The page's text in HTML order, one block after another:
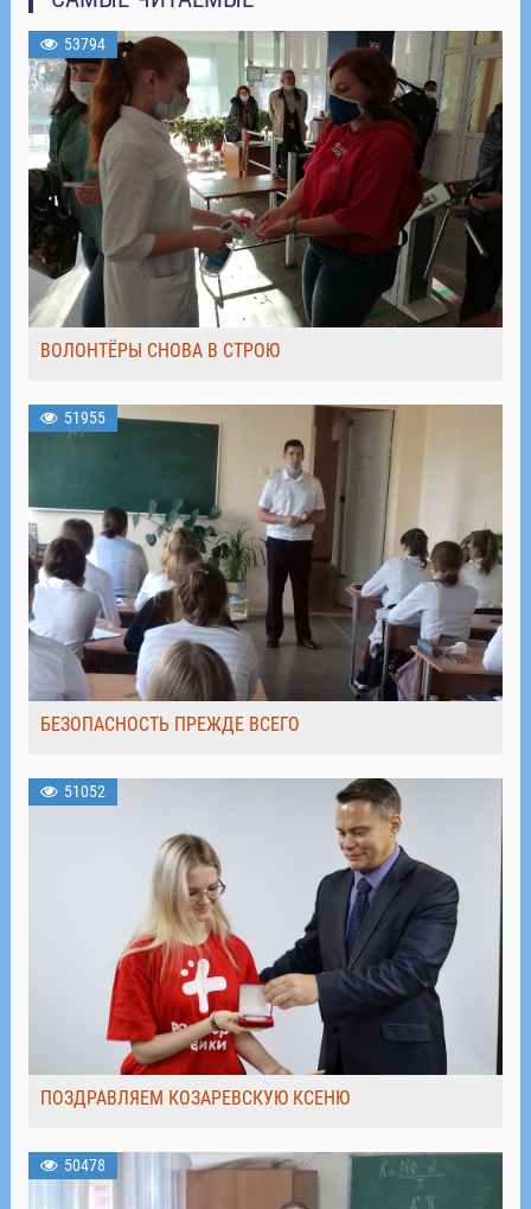
53794
ВОЛОНТЁРЫ СНОВА В СТРОЮ
51955
БЕЗОПАСНОСТЬ ПРЕЖДЕ ВСЕГО
51052
ПОЗДРАВЛЯЕМ КОЗАРЕВСКУЮ КСЕНЮ
50478